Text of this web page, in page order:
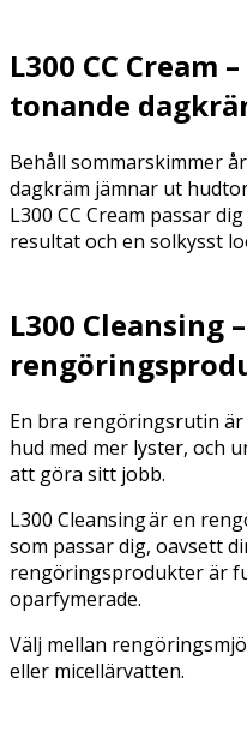
L300 CC Cream
tonande
Behåll sommarskimmer
dagkräm jämnar ut
L300 CC Cream passar
resultat och en solkysst
L300 Cleansing
En bra rengöringsrutin
hud med mer lyster, och
att göra sitt jobb.
L300 Cleansing är en
som passar dig, oavsett
rengöringsprodukter är
oparfymerade.
Välj mellan
eller micellärvatten.